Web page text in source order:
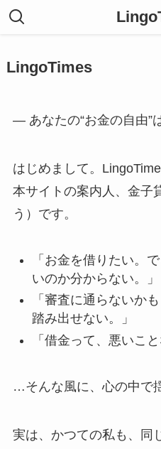
LingoTimes
― あなたの“お金の自由”
はじめまして。
本サイトの案内人、金子
う）です。
「お金を借りたい。
いのか分からない。」
「審査に通らないか
踏み出せない。」
「借金って、悪いこ
…そんな風に、心の中で
実は、かつての私も、同